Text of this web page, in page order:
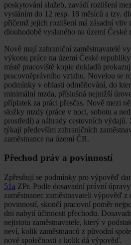
poskytování služeb, zavádí rozlišení
vysláním do 12 resp. 18 měsíců a tzv.
přičemž jejich rozlišení má zásadní vliv
dlouhodobě vyslaného na území České
Nově mají zahraniční zaměstnavatelé
výkonu práce na území České
místě pracoviště kopie dokladů
pracovněprávního vztahu. Novelou se
podmínky v oblasti odměňování, do
minimální mzda, příslušná nejnižší
příplatek za práci přesčas. Nově mezi
složky mzdy (práce v noci, sobotu a
prostředí) a náhrady cestovních výdajů.
týkají především zahraničních
zaměstnance na území ČR.
Přechod práv a povinností
Zpřesňují se podmínky pro výpověď
51a ZPr. Podle dosavadní právní
zaměstnanec zaměstnavateli výpověď
povinností, skončí pracovní poměr
dni nabytí účinnosti přechodu.
nejistotu zaměstnavatele, který v
neví, kolik zaměstnanců z původní
nové společnosti a kolik dá výpověď.